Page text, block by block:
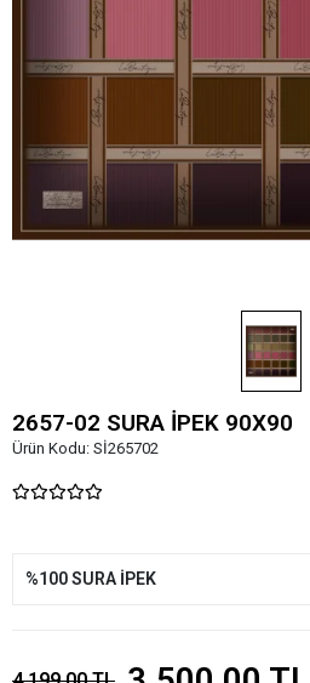
2657-02 SURA İPEK 90X90
Ürün Kodu: Sİ265702
%100 SURA İPEK